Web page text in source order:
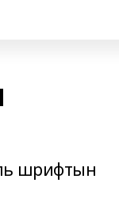
шрифтын